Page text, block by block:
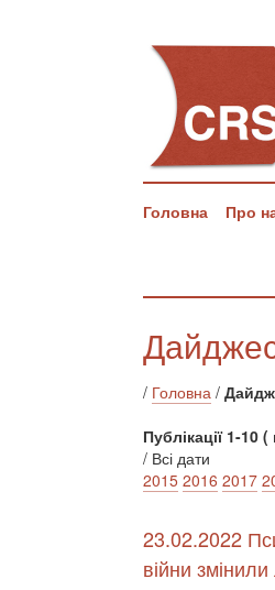
Головна Про
/ Головна /
Публікації 1-10
/ Всі дати
2015 2016 2017
23.02.2022
війни